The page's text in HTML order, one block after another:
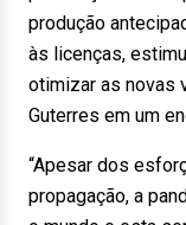
produção
às licenças,
otimizar as novas
Guterres em um
“Apesar dos
propagação, a